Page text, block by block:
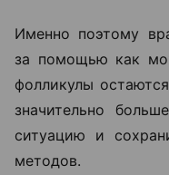
Именно поэтому
за помощью как
фолликулы
значительно
ситуацию и
методов.